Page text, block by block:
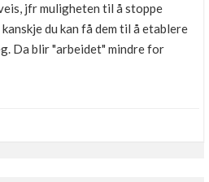
jfr muligheten til å stoppe
du kan få dem til å etablere
Da blir "arbeidet" mindre for